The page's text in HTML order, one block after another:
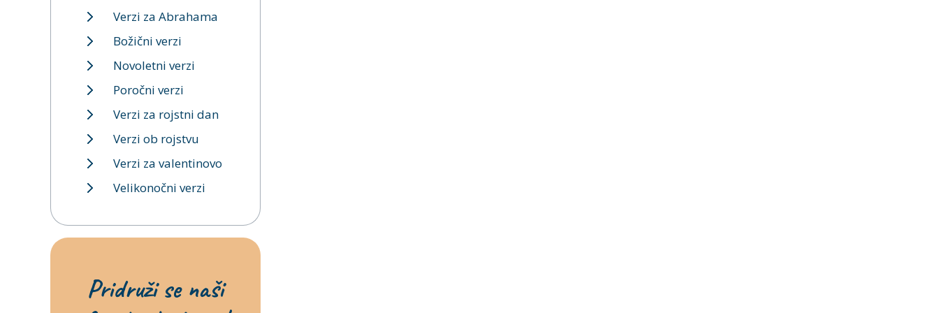
Verzi za Abrahama
Božični verzi
Novoletni verzi
Poročni verzi
Verzi za rojstni dan
Verzi ob rojstvu
Verzi za valentinovo
Velikonočni verzi
Pridruži se naši